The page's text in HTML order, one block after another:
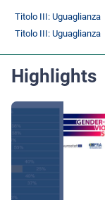
Titolo III: Uguaglianza
Titolo III: Uguaglianza
Highlights